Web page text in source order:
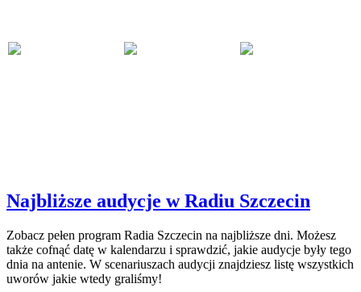
Najbliższe audycje w Radiu Szczecin
Zobacz pełen program Radia Szczecin na najbliższe dni. Możesz
także cofnąć datę w kalendarzu i sprawdzić, jakie audycje były tego
dnia na antenie. W scenariuszach audycji znajdziesz listę wszystkich
uworów jakie wtedy graliśmy!